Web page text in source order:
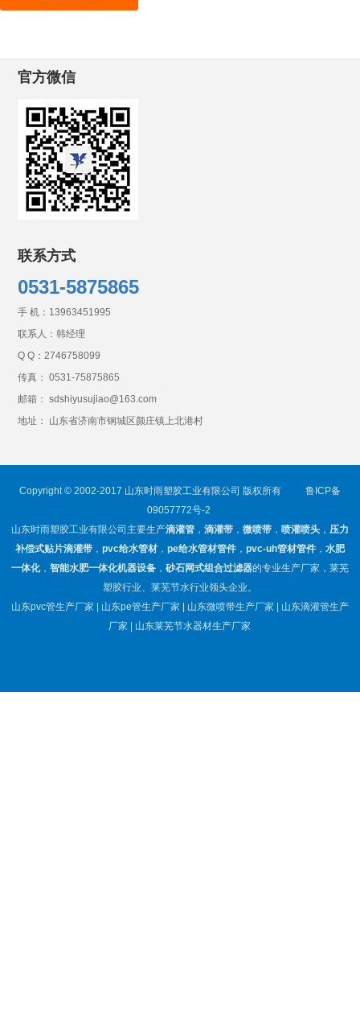
官方微信
联系方式
0531-5875865
手 机： 13963451995
联系人：韩经理
Q Q： 2746758099
传真： 0531-75875865
邮箱： sdshiyusujiao@163.com
地址： 山东省济南市钢城区颜庄镇上北港村
Copyright © 2002-2017 山东时雨塑胶工业有限公司 版权所有
鲁ICP备
09057772号-2
山东时雨塑胶工业有限公司主要生产滴灌管， 滴灌带， 微喷带， 喷灌喷头， 压力
补偿式贴片滴灌带， pvc给水管材， pe给水管材管件， pvc-uh管材管件， 水肥
一体化， 智能水肥一体化机器设备， 砂石网式组合过滤器的专业生产厂家，莱芜
塑胶行业、莱芜节水行业领头企业。
山东pvc管生产厂家 | 山东pe管生产厂家 | 山东微喷带生产厂家 | 山东滴灌管生产
厂家 | 山东莱芜节水器材生产厂家